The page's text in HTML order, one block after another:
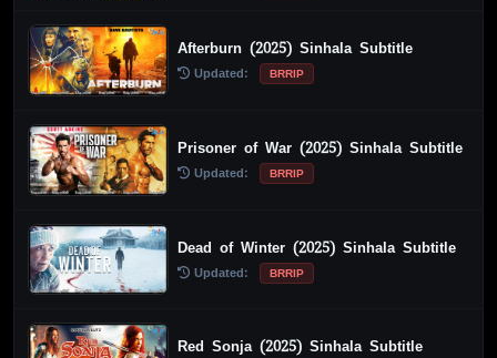
Afterburn (2025) Sinhala Subtitle
Updated: BRRIP
Prisoner of War (2025) Sinhala Subtitle
Updated: BRRIP
Dead of Winter (2025) Sinhala Subtitle
Updated: BRRIP
Red Sonja (2025) Sinhala Subtitle